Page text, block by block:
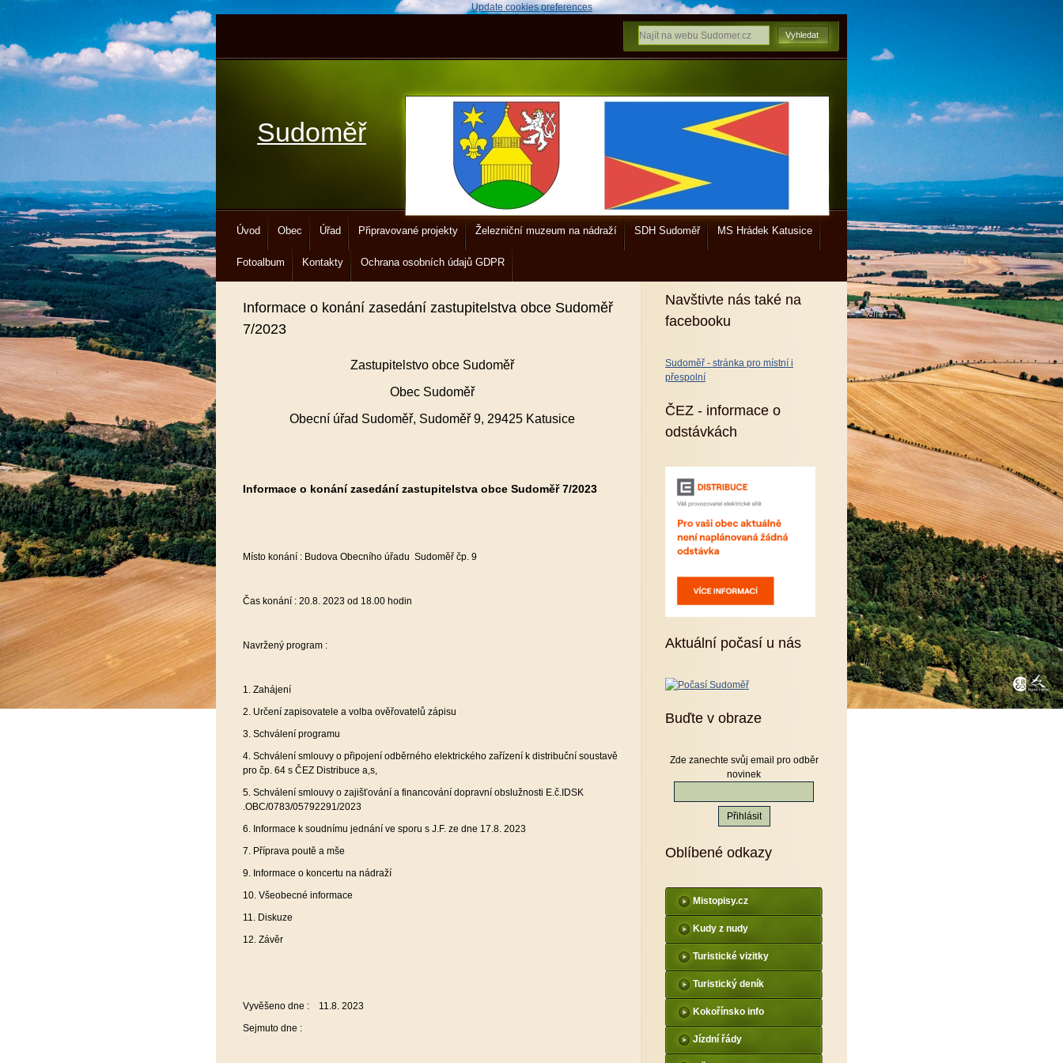
Update cookies preferences
Sudoměř
Úvod Obec Úřad Připravované projekty Železniční muzeum na nádraží SDH Sudoměř MS Hrádek Katusice
Fotoalbum Kontakty Ochrana osobních údajů GDPR
Informace o konání zasedání zastupitelstva obce Sudoměř
7/2023
Zastupitelstvo obce Sudoměř
Obec Sudoměř
Obecní úřad Sudoměř, Sudoměř 9, 29425 Katusice
Informace o konání zasedání zastupitelstva obce Sudoměř 7/2023
Místo konání : Budova Obecního úřadu Sudoměř čp. 9
Čas konání : 20.8. 2023 od 18.00 hodin
Navržený program :
1. Zahájení
2. Určení zapisovatele a volba ověřovatelů zápisu
3. Schválení programu
4. Schválení smlouvy o připojení odběrného elektrického zařízení k distribuční soustavě
pro čp. 64 s ČEZ Distribuce a,s,
5. Schválení smlouvy o zajišťování a financování dopravní obslužnosti E.č.IDSK
.OBC/0783/05792291/2023
6. Informace k soudnímu jednání ve sporu s J.F. ze dne 17.8. 2023
7. Příprava poutě a mše
9. Informace o koncertu na nádraží
10. Všeobecné informace
11. Diskuze
12. Závěr
Vyvěšeno dne : 11.8. 2023
Sejmuto dne :
Navštivte nás také na
facebooku
Sudoměř - stránka pro místní i
přespolní
ČEZ - informace o
odstávkách
Aktuální počasí u nás
Buďte v obraze
Zde zanechte svůj email pro odběr
novinek
Oblíbené odkazy
Mistopisy.cz
Kudy z nudy
Turistické vizitky
Turistický deník
Kokořínsko info
Jízdní řády